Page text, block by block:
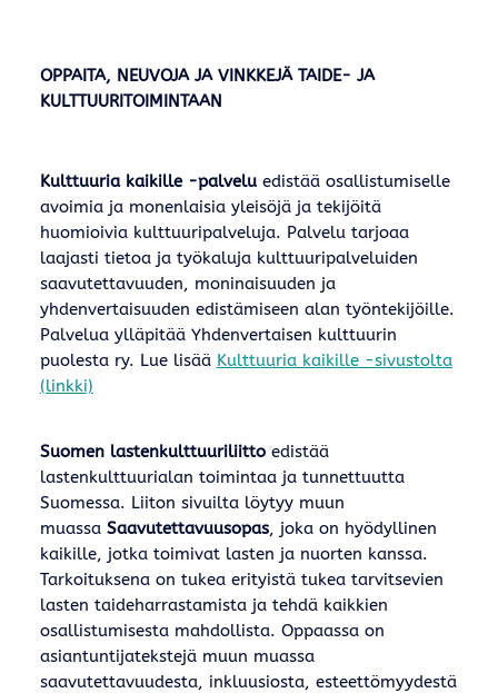
OPPAITA, NEUVOJA JA VINKKEJÄ TAIDE- JA
KULTTUURITOIMINTAAN
Kulttuuria kaikille -palveluedistää osallistumiselle
avoimia ja monenlaisia yleisöjä ja tekijöitä
huomioivia kulttuuripalveluja. Palvelu tarjoaa
laajasti tietoa ja työkaluja kulttuuripalveluiden
saavutettavuuden, moninaisuuden ja
yhdenvertaisuuden edistämiseen alan työntekijöille.
Palvelua ylläpitää Yhdenvertaisen kulttuurin
puolesta ry. Lue lisää Kulttuuria kaikille -sivustolta
(linkki)
Suomen lastenkulttuuriliittoedistää
lastenkulttuurialan toimintaa ja tunnettuutta
Suomessa. Liiton sivuilta löytyy muun
muassa Saavutettavuusopas, joka on hyödyllinen
kaikille, jotka toimivat lasten ja nuorten kanssa.
Tarkoituksena on tukea erityistä tukea tarvitsevien
lasten taideharrastamista ja tehdä kaikkien
osallistumisesta mahdollista. Oppaassa on
asiantuntijatekstejä muun muassa
saavutettavuudesta, inkluusiosta, esteettömyydestä